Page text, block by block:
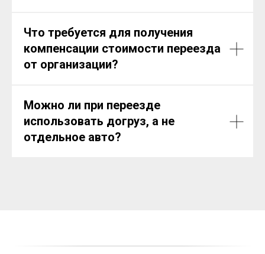
Что требуется для получения
компенсации стоимости переезда
от организации?
Можно ли при переезде
использовать догруз, а не
отдельное авто?